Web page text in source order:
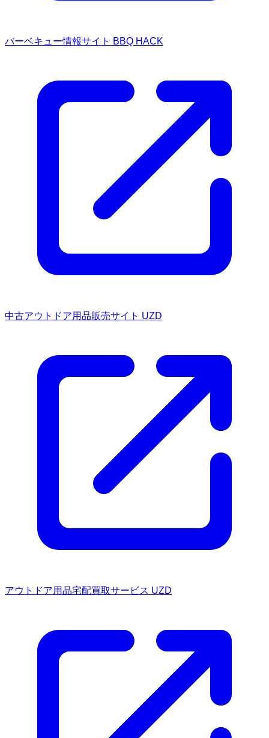
バーベキュー情報サイト BBQ HACK
中古アウトドア用品販売サイト UZD
アウトドア用品宅配買取サービス UZD